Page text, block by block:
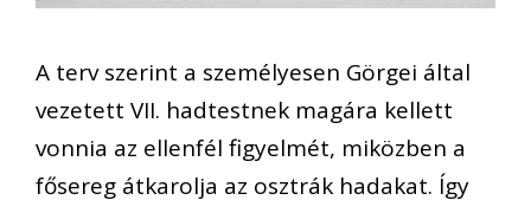
A terv szerint a személyesen Görgei által
vezetett VII. hadtestnek magára kellett
vonnia az ellenfél figyelmét, miközben a
fősereg átkarolja az osztrák hadakat. Így